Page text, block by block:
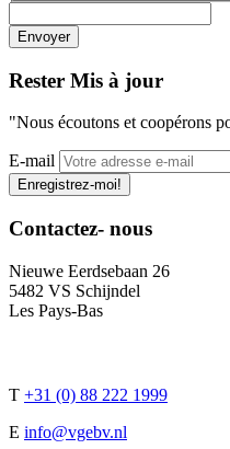
Rester Mis à jour
"Nous écoutons et coopérons
E-mail
Enregistrez-moi!
Contactez- nous
Nieuwe Eerdsebaan 26
5482 VS Schijndel
Les Pays-Bas
T +31 (0) 88 222 1999
E info@vgebv.nl